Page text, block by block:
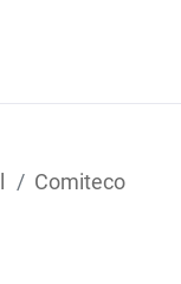
Comiteco